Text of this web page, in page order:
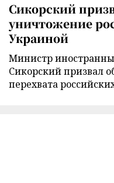
Сикорский
уничтожение
Украиной
Министр
Сикорский призвал
перехвата